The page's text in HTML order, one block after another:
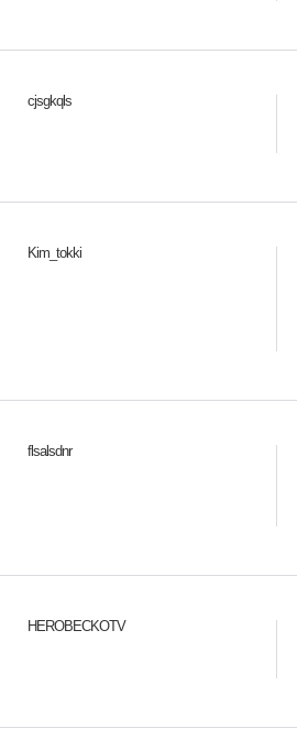
cjsgkqls
Kim_tokki
flsalsdnr
HEROBECKOTV